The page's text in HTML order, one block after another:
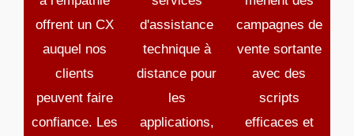
offrent un CX
auquel nos
clients
peuvent faire
confiance. Les
d'assistance
technique à
distance pour
les
applications,
campagnes de
vente sortante
avec des
scripts
efficaces et